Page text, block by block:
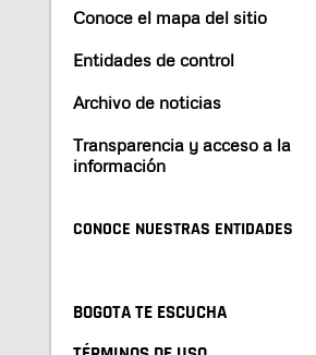
Conoce el mapa del sitio
Entidades de control
Archivo de noticias
Transparencia y acceso a la
información
CONOCE NUESTRAS ENTIDADES
BOGOTA TE ESCUCHA